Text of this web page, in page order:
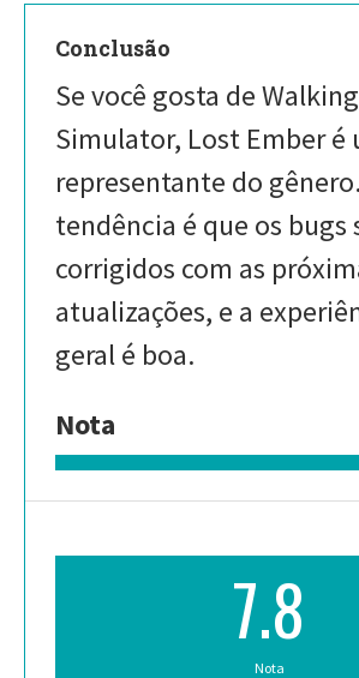
Conclusão
Se você gosta de Walking
Simulator, Lost Ember é
representante do
tendência é que os bugs
corrigidos com as
atualizações, e a
geral é boa.
Nota
7.8
Nota